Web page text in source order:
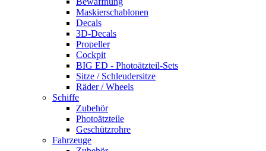
Maskierschablonen
Decals
3D-Decals
Propeller
Cockpit
BIG ED - Photoätzteil-Sets
Sitze / Schleudersitze
Räder / Wheels
Schiffe
Zubehör
Photoätzteile
Geschützrohre
Fahrzeuge